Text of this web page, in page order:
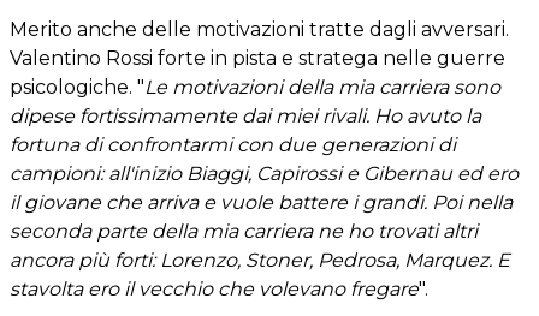
Merito anche delle motivazioni tratte dagli avversari.
Valentino Rossi forte in pista e stratega nelle guerre
psicologiche. "Le motivazioni della mia carriera sono
dipese fortissimamente dai miei rivali. Ho avuto la
fortuna di confrontarmi con due generazioni di
campioni: all'inizio Biaggi, Capirossi e Gibernau ed ero
il giovane che arriva e vuole battere i grandi. Poi nella
seconda parte della mia carriera ne ho trovati altri
ancora più forti: Lorenzo, Stoner, Pedrosa, Marquez. E
stavolta ero il vecchio che volevano fregare".